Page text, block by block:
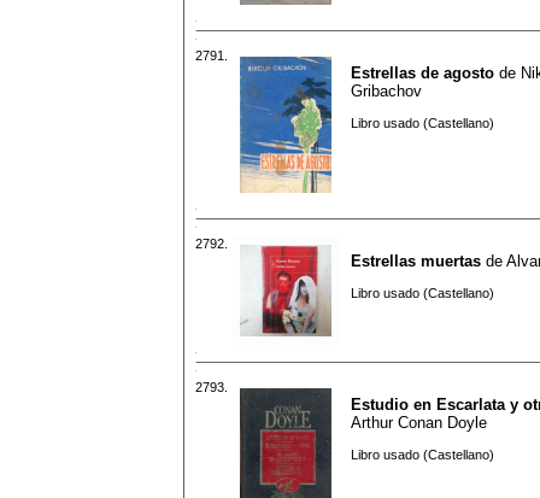
2791.
Estrellas de agosto de
Gribachov
Libro usado (Castellano)
2792.
Estrellas muertas de
Libro usado (Castellano)
2793.
Estudio en Escarlata y
Arthur Conan Doyle
Libro usado (Castellano)